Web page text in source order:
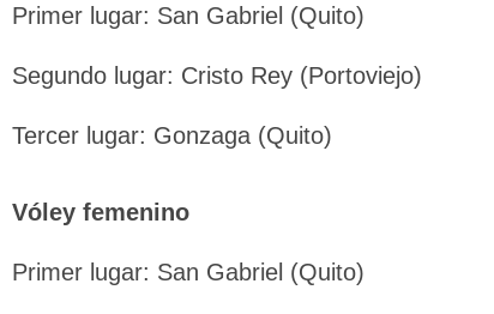
Primer lugar: San Gabriel (Quito)
Segundo lugar: Cristo Rey (Portoviejo)
Tercer lugar: Gonzaga (Quito)
Vóley femenino
Primer lugar: San Gabriel (Quito)